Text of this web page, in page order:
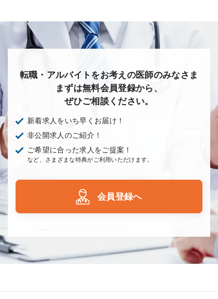
転職・アルバイトをお考えの医師のみなさま
まずは無料会員登録から、
ぜひご相談ください。
新着求人をいち早くお届け！
非公開求人のご紹介！
ご希望に合った求人をご提案！
など、さまざまな特典がご利用いただけます。
会員登録へ